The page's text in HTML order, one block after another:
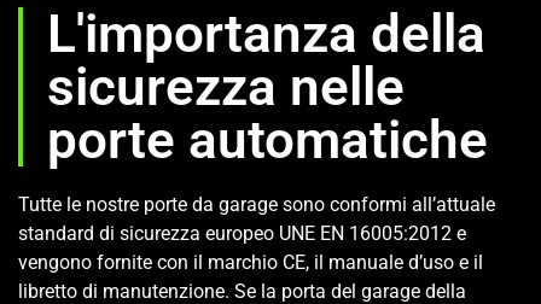
L'importanza della
sicurezza nelle
porte automatiche
Tutte le nostre porte da garage sono conformi all’attuale
standard di sicurezza europeo UNE EN 16005:2012 e
vengono fornite con il marchio CE, il manuale d’uso e il
libretto di manutenzione. Se la porta del garage della